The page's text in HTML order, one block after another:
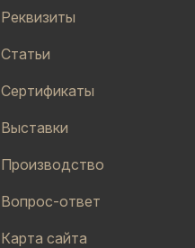
Реквизиты
Статьи
Сертификаты
Выставки
Производство
Вопрос-ответ
Карта сайта